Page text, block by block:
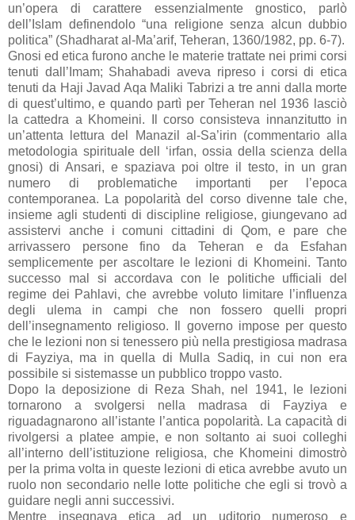
un’opera di carattere essenzialmente gnostico, parlò
dell’Islam definendolo “una religione senza alcun dubbio
politica” (Shadharat al-Ma’arif, Teheran, 1360/1982, pp. 6-7).
Gnosi ed etica furono anche le materie trattate nei primi corsi
tenuti dall’Imam; Shahabadi aveva ripreso i corsi di etica
tenuti da Haji Javad Aqa Maliki Tabrizi a tre anni dalla morte
di quest’ultimo, e quando partì per Teheran nel 1936 lasciò
la cattedra a Khomeini. Il corso consisteva innanzitutto in
un’attenta lettura del Manazil al-Sa’irin (commentario alla
metodologia spirituale dell ‘irfan, ossia della scienza della
gnosi) di Ansari, e spaziava poi oltre il testo, in un gran
numero di problematiche importanti per l’epoca
contemporanea. La popolarità del corso divenne tale che,
insieme agli studenti di discipline religiose, giungevano ad
assistervi anche i comuni cittadini di Qom, e pare che
arrivassero persone fino da Teheran e da Esfahan
semplicemente per ascoltare le lezioni di Khomeini. Tanto
successo mal si accordava con le politiche ufficiali del
regime dei Pahlavi, che avrebbe voluto limitare l’influenza
degli ulema in campi che non fossero quelli propri
dell’insegnamento religioso. Il governo impose per questo
che le lezioni non si tenessero più nella prestigiosa madrasa
di Fayziya, ma in quella di Mulla Sadiq, in cui non era
possibile si sistemasse un pubblico troppo vasto.
Dopo la deposizione di Reza Shah, nel 1941, le lezioni
tornarono a svolgersi nella madrasa di Fayziya e
riguadagnarono all’istante l’antica popolarità. La capacità di
rivolgersi a platee ampie, e non soltanto ai suoi colleghi
all’interno dell’istituzione religiosa, che Khomeini dimostrò
per la prima volta in queste lezioni di etica avrebbe avuto un
ruolo non secondario nelle lotte politiche che egli si trovò a
guidare negli anni successivi.
Mentre insegnava etica ad un uditorio numeroso e